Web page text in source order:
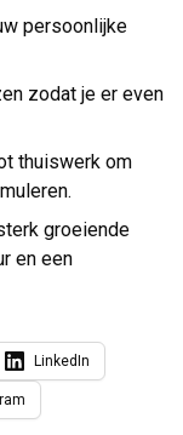
persoonlijke
zodat je er even
thuiswerk om
groeiende
en een
LinkedIn